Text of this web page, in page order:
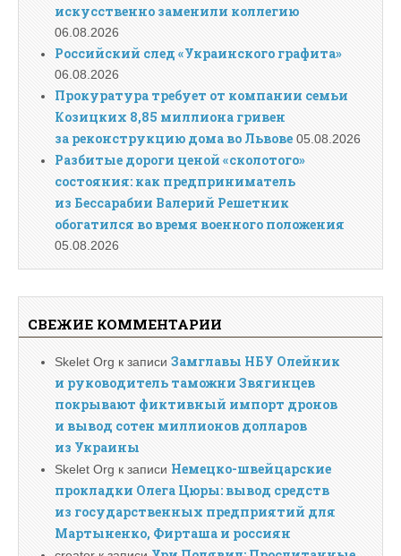
искусственно заменили коллегию
06.08.2026
Российский след «Украинского графита»
06.08.2026
Прокуратура требует от компании семьи
Козицких 8,85 миллиона гривен
за реконструкцию дома во Львове 05.08.2026
Разбитые дороги ценой «сколотого»
состояния: как предприниматель
из Бессарабии Валерий Решетник
обогатился во время военного положения
05.08.2026
СВЕЖИЕ КОММЕНТАРИИ
Skelet Org к записи Замглавы НБУ Олейник
и руководитель таможни Звягинцев
покрывают фиктивный импорт дронов
и вывод сотен миллионов долларов
из Украины
Skelet Org к записи Немецко-швейцарские
прокладки Олега Цюры: вывод средств
из государственных предприятий для
Мартыненко, Фирташа и россиян